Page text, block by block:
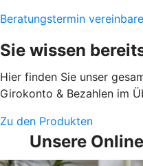
Beratungstermin
Sie wissen
Hier finden Sie unser
Girokonto & Bezahlen im
Zu den Produkten
Unsere